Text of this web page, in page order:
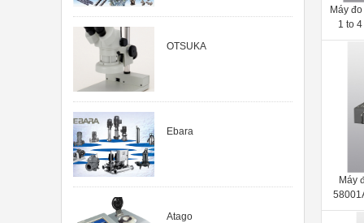
OTSUKA
Ebara
Atago
Máy
1 to
Máy
plane